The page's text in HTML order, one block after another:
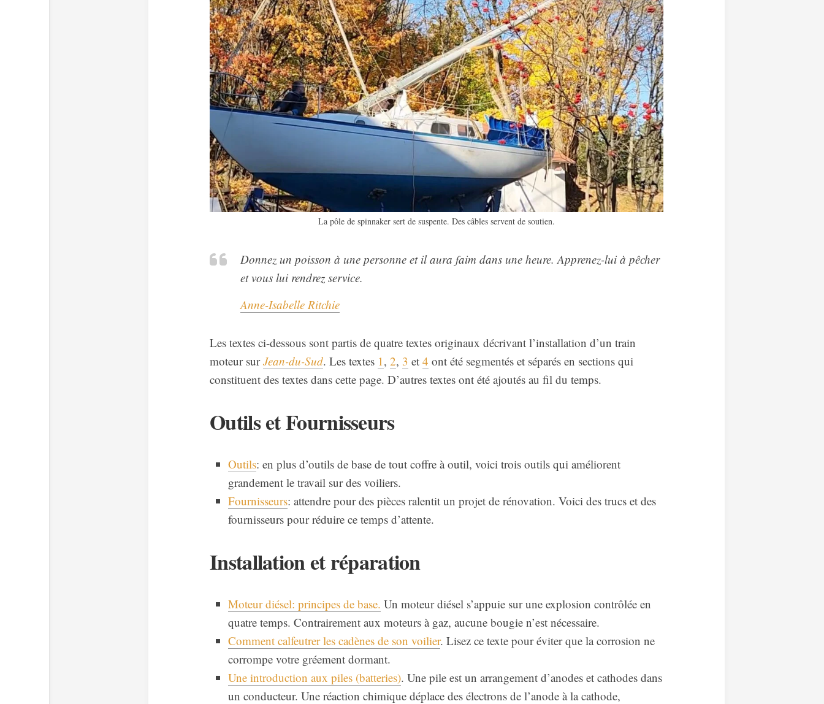
La pôle de spinnaker sert de suspente. Des câbles servent de soutien.
Donnez un poisson à une personne et il aura faim dans une heure. Apprenez-lui à pêcher
et vous lui rendrez service.
Anne-Isabelle Ritchie
Les textes ci-dessous sont partis de quatre textes originaux décrivant l’installation d’un train
moteur surJean-du-Sud. Les textes 1 , 2, 3 et 4 ont été segmentés et séparés en sections qui
constituent des textes dans cette page. D’autres textes ont été ajoutés au fil du temps.
Outils et Fournisseurs
Outils: en plus d’outils de base de tout coffre à outil, voici trois outils qui améliorent
grandement le travail sur des voiliers.
Fournisseurs: attendre pour des pièces ralentit un projet de rénovation. Voici des trucs et des
fournisseurs pour réduire ce temps d’attente.
Installation et réparation
Moteur diésel: principes de base. Un moteur diésel s’appuie sur une explosion contrôlée en
quatre temps. Contrairement aux moteurs à gaz, aucune bougie n’est nécessaire.
Comment calfeutrer les cadènes de son voilier. Lisez ce texte pour éviter que la corrosion ne
corrompe votre gréement dormant.
Une introduction aux piles (batteries). Une pile est un arrangement d’anodes et cathodes dans
un conducteur. Une réaction chimique déplace des électrons de l’anode à la cathode,